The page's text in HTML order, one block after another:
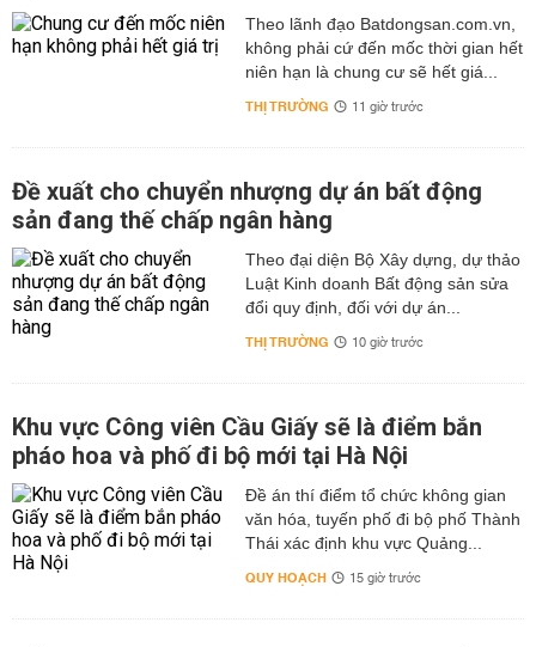
Theo lãnh đạo Batdongsan.com.vn,
không phải cứ đến mốc thời gian hết
niên hạn là chung cư sẽ hết giá...
THỊ TRƯỜNG 11 giờ trước
Đề xuất cho chuyển nhượng dự án bất động
sản đang thế chấp ngân hàng
Theo đại diện Bộ Xây dựng, dự thảo
Luật Kinh doanh Bất động sản sửa
đổi quy định, đối với dự án...
THỊ TRƯỜNG 10 giờ trước
Khu vực Công viên Cầu Giấy sẽ là điểm bắn
pháo hoa và phố đi bộ mới tại Hà Nội
Đề án thí điểm tổ chức không gian
văn hóa, tuyến phố đi bộ phố Thành
Thái xác định khu vực Quảng...
QUY HOẠCH 15 giờ trước